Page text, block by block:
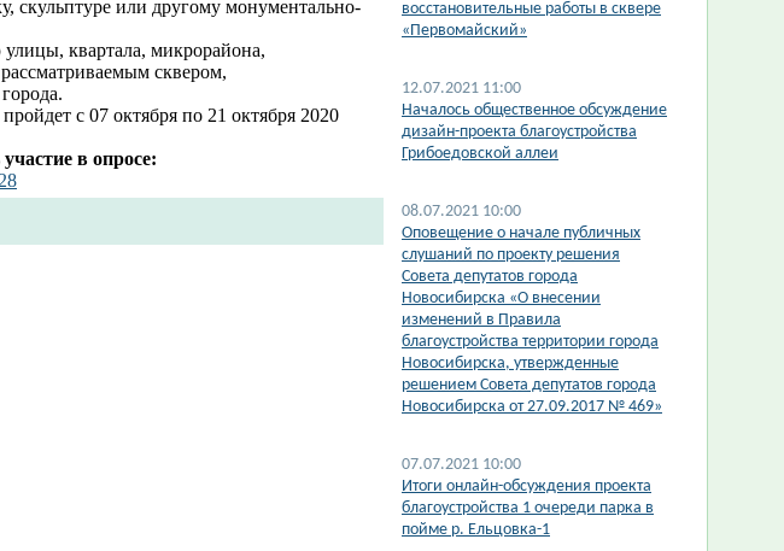
скульптуре или другому монументально-
квартала, микрорайона,
сквером,
с 07 октября по 21 октября 2020
в опросе:
восстановительные работы в сквере
«Первомайский»
12.07.2021 11:00
Началось общественное обсуждение
дизайн-проекта благоустройства
Грибоедовской аллеи
08.07.2021 10:00
Оповещение о начале публичных
слушаний по проекту решения
Совета депутатов города
Новосибирска «О внесении
изменений в Правила
благоустройства территории города
Новосибирска, утвержденные
решением Совета депутатов города
Новосибирска от 27.09.2017 № 469»
07.07.2021 10:00
​Итоги онлайн-обсуждения проекта
благоустройства 1 очереди парка в
пойме р. Ельцовка-1